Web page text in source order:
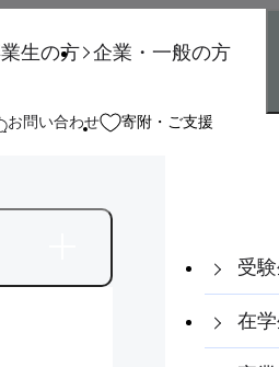
生の方 企業・一般の方
お問い合わせ 寄附・ご支援
受
在
就職
ェブサイト停止のお知らせ（８/28